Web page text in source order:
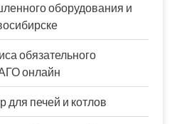
оборудования и
обязательного
онлайн
для печей и котлов